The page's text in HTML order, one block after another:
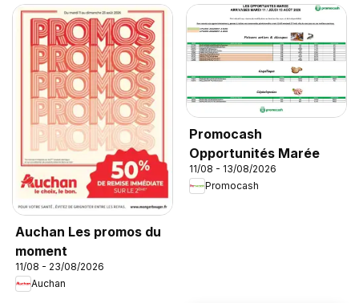
Auchan Les promos du
moment
11/08 - 23/08/2026
Auchan
Promocash
Opportunités Marée
11/08 - 13/08/2026
Promocash